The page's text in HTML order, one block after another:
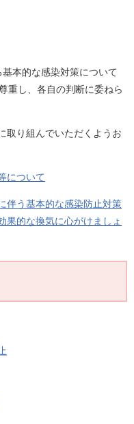
本的な感染対策について
重し、各自の判断に委ねら
り組んでいただくようお
について
伴う基本的な感染防止対策
果的な換気に心がけましょ